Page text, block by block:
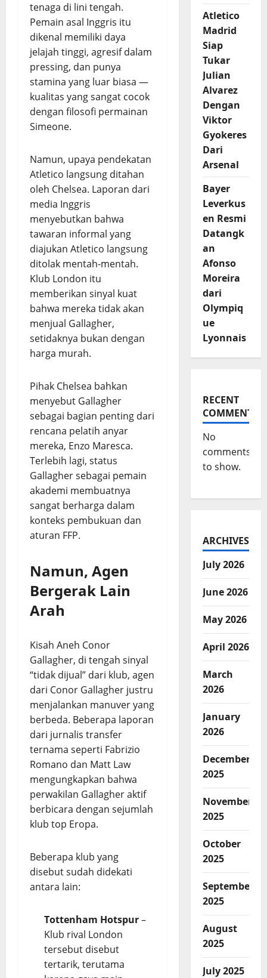
tenaga di lini tengah.
Pemain asal Inggris itu
dikenal memiliki daya
jelajah tinggi, agresif dalam
pressing, dan punya
stamina yang luar biasa —
kualitas yang sangat cocok
dengan filosofi permainan
Simeone.
Namun, upaya pendekatan
Atletico langsung ditahan
oleh Chelsea. Laporan dari
media Inggris
menyebutkan bahwa
tawaran informal yang
diajukan Atletico langsung
ditolak mentah-mentah.
Klub London itu
memberikan sinyal kuat
bahwa mereka tidak akan
menjual Gallagher,
setidaknya bukan dengan
harga murah.
Pihak Chelsea bahkan
menyebut Gallagher
sebagai bagian penting dari
rencana pelatih anyar
mereka, Enzo Maresca.
Terlebih lagi, status
Gallagher sebagai pemain
akademi membuatnya
sangat berharga dalam
konteks pembukuan dan
aturan FFP.
Namun, Agen
Bergerak Lain
Arah
Kisah Aneh Conor
Gallagher, di tengah sinyal
“tidak dijual” dari klub, agen
dari Conor Gallagher justru
menjalankan manuver yang
berbeda. Beberapa laporan
dari jurnalis transfer
ternama seperti Fabrizio
Romano dan Matt Law
mengungkapkan bahwa
perwakilan Gallagher aktif
berbicara dengan sejumlah
klub top Eropa.
Beberapa klub yang
disebut sudah didekati
antara lain:
Tottenham Hotspur–
Klub rival London
tersebut disebut
tertarik, terutama
Atletico
Madrid
Siap
Tukar
Julian
Alvarez
Dengan
Viktor
Gyokeres
Dari
Arsenal
Bayer
Leverkus
en Resmi
Datangk
an
Afonso
Moreira
dari
Olympiq
ue
Lyonnais
RECENT
COMMENTS
No
comments
to show.
ARCHIVES
July 2026
June 2026
May 2026
April 2026
March
2026
January
2026
December
2025
November
2025
October
2025
September
2025
August
2025
July 2025